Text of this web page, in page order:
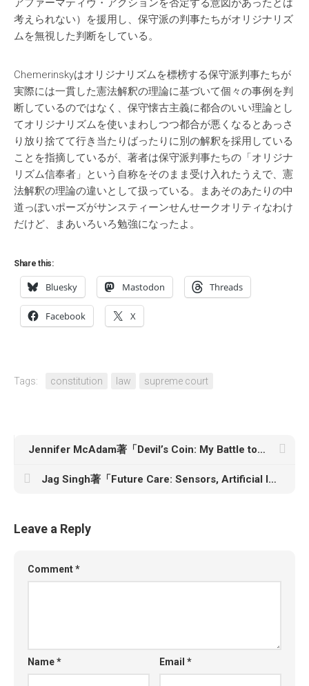
アファーマティヴ・アクションを否定する意図があったとは
考えられない）を援用し、保守派の判事たちがオリジナリズ
ムを無視した判断をしている。
Chemerinskyはオリジナリズムを標榜する保守派判事たちが
実際には一貫した憲法解釈の理論に基づいて個々の事例を判
断しているのではなく、保守懐古主義に都合のいい理論とし
てオリジナリズムを使いまわしつつ都合が悪くなるとあっさ
り放り捨てて行き当たりばったりに別の解釈を採用している
ことを指摘しているが、著者は保守派判事たちの「オリジナ
リズム信奉者」という自称をそのまま受け入れたうえで、憲
法解釈の理論の違いとして扱っている。まあそのあたりの中
道っぽいポーズがサンスティーンせんせークオリティなわけ
だけど、まあいろいろ勉強になったよ。
Share this:
Bluesky Mastodon Threads
Facebook X
Tags: constitution law supreme court
Jennifer McAdam著「Devil’s Coin: My Battle to Take Down the Notorious OneCoin Cryptoqueen」
Jag Singh著「Future Care: Sensors, Artificial Intelligence, and the Reinvention of Medicine」
Leave a Reply
Comment*
Name* Email*